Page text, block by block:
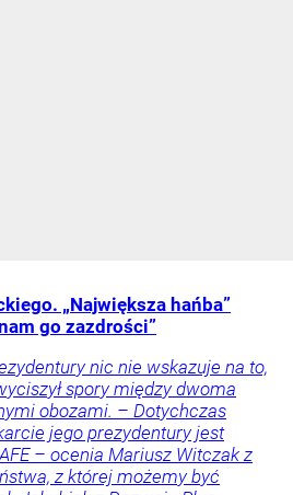
„Największa hańba”
go zazdrości”
nic nie wskazuje na to,
spory między dwoma
obozami. – Dotychczas
jego prezydentury jest
– ocenia Mariusz Witczak z
z której możemy być